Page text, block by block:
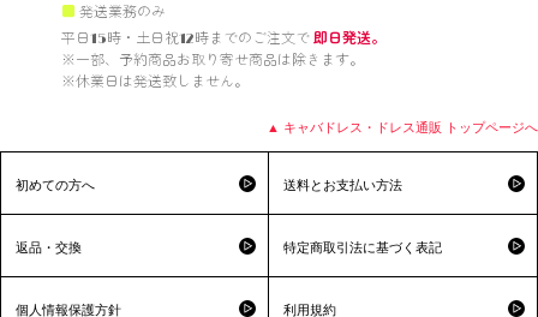
■ 発送業務のみ
平日15時・土日祝12時までのご注文で 即日発送。
※一部、予約商品お取り寄せ商品は除きます。
※休業日は発送致しません。
▲ キャバドレス・ドレス通販 トップページへ
初めての方へ 送料とお支払い方法
返品・交換 特定商取引法に基づく表記
個人情報保護方針 利用規約